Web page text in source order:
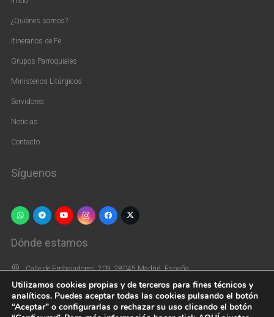
¿Quiénes somos?
Itinerarios de Fe
Grupos Parroquiales
Ministerios Litúrgicos
Servidores
Noticias
Contacto
Síguenos
Dónde estamos
Calle de Embajadores, 209, 28045 Madrid, España
+34 915 39 66 44
parroquiasaninocentes@gmail.com
Utilizamos cookies propias y de terceros para fines técnicos y
analíticos. Puedes aceptar todas las cookies pulsando el botón
“Aceptar” o configurarlas o rechazar su uso clicando el botón